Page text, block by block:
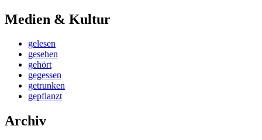
Medien & Kultur
gelesen
gesehen
gehört
gegessen
getrunken
gepflanzt
Archiv